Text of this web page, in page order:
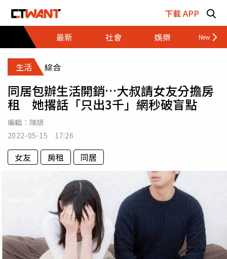
下載 APP
最新
社會 娛樂 財經
生活 綜合
同居包辦生活開銷…大叔請女友分擔房
租 她撂話「只出3千」網秒破盲點
編輯： 陳頡
2022-05-15 17:26
女友 房租 同居